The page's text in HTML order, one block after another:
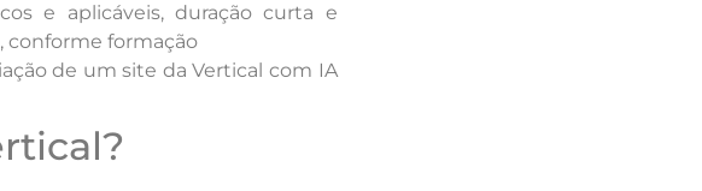
e aplicáveis, duração curta e
conforme formação
de um site da Vertical com IA